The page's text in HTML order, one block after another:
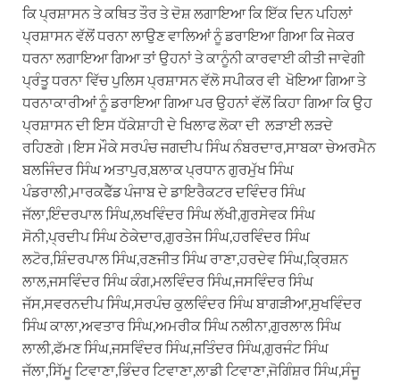
ਕਿ ਪ੍ਰਸ਼ਾਸਨ ਤੇ ਕਥਿਤ ਤੌਰ ਤੇ ਦੋਸ਼ ਲਗਾਇਆ ਕਿ ਇੱਕ ਦਿਨ ਪਹਿਲਾਂ
ਪ੍ਰਸ਼ਾਸਨ ਵੱਲੋਂ ਧਰਨਾ ਲਾਉਣ ਵਾਲਿਆਂ ਨੂੰ ਡਰਾਇਆ ਗਿਆ ਕਿ ਜੇਕਰ
ਧਰਨਾ ਲਗਾਇਆ ਗਿਆ ਤਾਂ ਉਹਨਾਂ ਤੇ ਕਾਨੂੰਨੀ ਕਾਰਵਾਈ ਕੀਤੀ ਜਾਵੇਗੀ
ਪ੍ਰੰਤੂ ਧਰਨਾ ਵਿੱਚ ਪੁਲਿਸ ਪ੍ਰਸ਼ਾਸਨ ਵੱਲੋ ਸਪੀਕਰ ਵੀ ਖੋਇਆ ਗਿਆ ਤੇ
ਧਰਨਾਕਾਰੀਆਂ ਨੂੰ ਡਰਾਇਆ ਗਿਆ ਪਰ ਉਹਨਾਂ ਵੱਲੋਂ ਕਿਹਾ ਗਿਆ ਕਿ ਉਹ
ਪ੍ਰਸ਼ਾਸਨ ਦੀ ਇਸ ਧੱਕੇਸ਼ਾਹੀ ਦੇ ਖਿਲਾਫ ਲੋਕਾ ਦੀ ਲੜਾਈ ਲੜਦੇ
ਰਹਿਣਗੇ।ਇਸ ਮੌਕੇ ਸਰਪੰਚ ਜਗਦੀਪ ਸਿੰਘ ਨੰਬਰਦਾਰ,ਸਾਬਕਾ ਚੇਅਰਮੈਨ
ਬਲਜਿੰਦਰ ਸਿੰਘ ਅਤਾਪੁਰ,ਬਲਾਕ ਪ੍ਰਧਾਨ ਗੁਰਮੁੱਖ ਸਿੰਘ
ਪੰਡਰਾਲੀ,ਮਾਰਕਫੈੱਡ ਪੰਜਾਬ ਦੇ ਡਾਇਰੈਕਟਰ ਦਵਿੰਦਰ ਸਿੰਘ
ਜੱਲਾ,ਇੰਦਰਪਾਲ ਸਿੰਘ,ਲਖਵਿੰਦਰ ਸਿੰਘ ਲੱਖੀ,ਗੁਰਸੇਵਕ ਸਿੰਘ
ਸੋਨੀ,ਪ੍ਰਦੀਪ ਸਿੰਘ ਠੇਕੇਦਾਰ,ਗੁਰਤੇਜ ਸਿੰਘ,ਹਰਵਿੰਦਰ ਸਿੰਘ
ਲਟੋਰ,ਸ਼ਿੰਦਰਪਾਲ ਸਿੰਘ,ਰਣਜੀਤ ਸਿੰਘ ਰਾਣਾ,ਹਰਦੇਵ ਸਿੰਘ,ਕ੍ਰਿਸ਼ਨ
ਲਾਲ,ਜਸਵਿੰਦਰ ਸਿੰਘ ਕੰਗ,ਮਲਵਿੰਦਰ ਸਿੰਘ,ਜਸਵਿੰਦਰ ਸਿੰਘ
ਜੱਸ,ਸਵਰਨਦੀਪ ਸਿੰਘ,ਸਰਪੰਚ ਕੁਲਵਿੰਦਰ ਸਿੰਘ ਬਾਗੜੀਆ,ਸੁਖਵਿੰਦਰ
ਸਿੰਘ ਕਾਲਾ,ਅਵਤਾਰ ਸਿੰਘ,ਅਮਰੀਕ ਸਿੰਘ ਨਲੀਨਾ,ਗੁਰਲਾਲ ਸਿੰਘ
ਲਾਲੀ,ਫੱਮਣ ਸਿੰਘ,ਜਸਵਿੰਦਰ ਸਿੰਘ,ਜਤਿੰਦਰ ਸਿੰਘ,ਗੁਰਜੰਟ ਸਿੰਘ
ਜੱਲਾ,ਸਿੱਮੂ ਟਿਵਾਣਾ,ਭਿੰਦਰ ਟਿਵਾਣਾ,ਲਾਡੀ ਟਿਵਾਣਾ,ਜੋਗਿੰਸ਼ਰ ਸਿੰਘ,ਸੰਜੂ